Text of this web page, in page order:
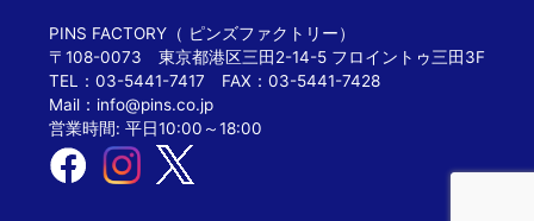
PINS FACTORY（ ピンズファクトリー）
〒108-0073 東京都港区三田2-14-5 フロイントゥ三田3F
TEL：03-5441-7417 FAX：03-5441-7428
Mail： info@pins.co.jp
営業時間: 平日10:00～18:00